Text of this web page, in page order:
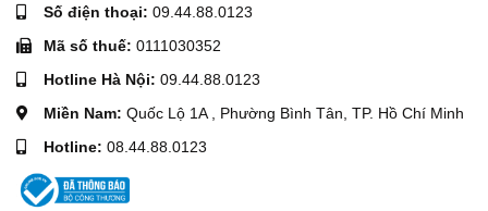
Bước 3 – Đầm bê tông đúng kỹ thuật
Đưa đầu rung từ từ, thẳng đứng
Không rung quá lâu tại một điểm (5–10 giây)
Số điện thoại: 09.44.88.0123
Mã số thuế: 0111030352
Hotline Hà Nội: 09.44.88.0123
Miền Nam: Quốc Lộ 1A , Phường Bình Tân, TP. Hồ Chí Minh
Hotline: 08.44.88.0123